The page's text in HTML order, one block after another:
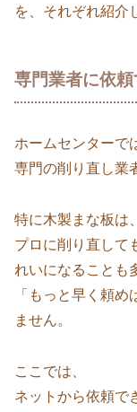
を、それぞれ紹介
専門業者に依
ホームセンターで
専門の削り直し業
特に木製まな板は、
プロに削り直して
れいになることも
「もっと早く頼
ません。
ここでは、
ネットから依頼で